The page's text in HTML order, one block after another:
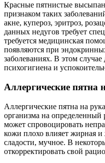
Красные пятнистые
признаком таких
акне, купероз, эритроз,
данных недугов требует
требуется медицинская
появляются при
заболеваниях. В этом
психогигиена и
Аллергические пятна
Аллергические пятна на
организма на определенный
может спровоцировать
кожи плохо влияет жирная и
сладости, мучное. В
откорректировать свой